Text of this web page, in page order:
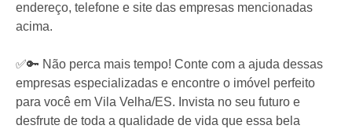
endereço, telefone e site das empresas mencionadas
acima.
✅🔑 Não perca mais tempo! Conte com a ajuda dessas
empresas especializadas e encontre o imóvel perfeito
para você em Vila Velha/ES. Invista no seu futuro e
desfrute de toda a qualidade de vida que essa bela